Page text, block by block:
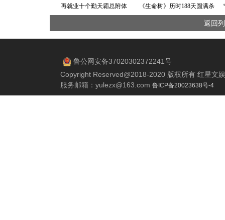
再就业十个勤天霸总附体
场
《生命树》历时188天圆满杀
青 杨紫胡歌共同守护“生命禁
区”
返回
鲁公网安备37020302372241号
Copyright Reserved@2018-2020 版权所有 红星文
服务邮箱： yulezx@163.com 鲁ICP备20023638号-4